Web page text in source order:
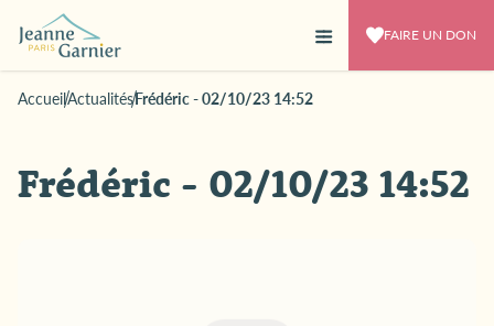
FAIRE UN DON
AccueilActualitésFrédéric - 02/10/23 14:52
Frédéric - 02/10/23 14:52